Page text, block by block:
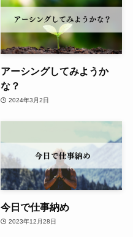
アーシングしてみようか
な？
2024年3月2日
今日で仕事納め
2023年12月28日